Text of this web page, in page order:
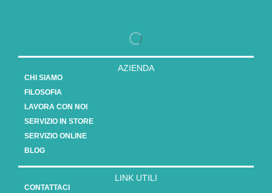
AZIENDA
CHI SIAMO
FILOSOFIA
LAVORA CON NOI
SERVIZIO IN STORE
SERVIZIO ONLINE
BLOG
LINK UTILI
CONTATTACI